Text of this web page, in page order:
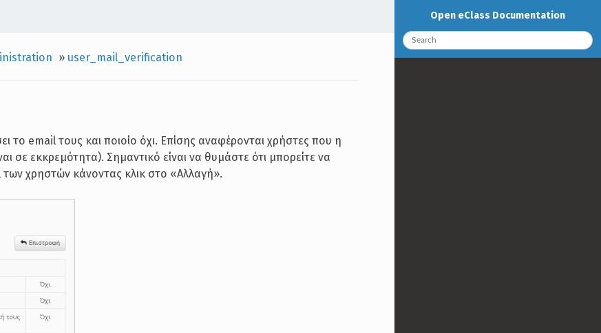
» user_mail_verification
το email τους και ποιοίο όχι. Επίσης αναφέρονται χρήστες που η
σε εκκρεμότητα). Σημαντικό είναι να θυμάστε ότι μπορείτε να
χρηστών κάνοντας κλικ στο «Αλλαγή».
Open eClass Documentation